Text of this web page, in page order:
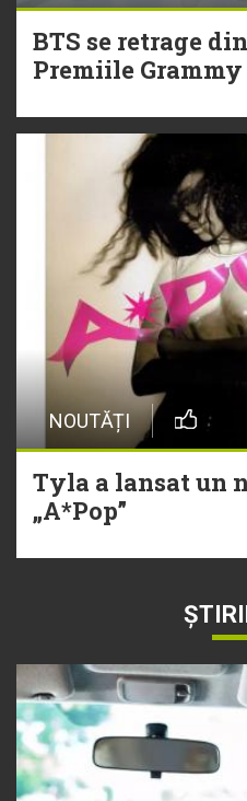
BTS se retrage
Premiile Grammy
NOUTĂȚI
Tyla a lansat un
„A*Pop”